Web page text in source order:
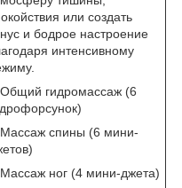
или создать
и бодрое настроение
интенсивному
Общий гидромассаж (6
Массаж спины (6 мини-
Массаж ног (4 мини-джета)